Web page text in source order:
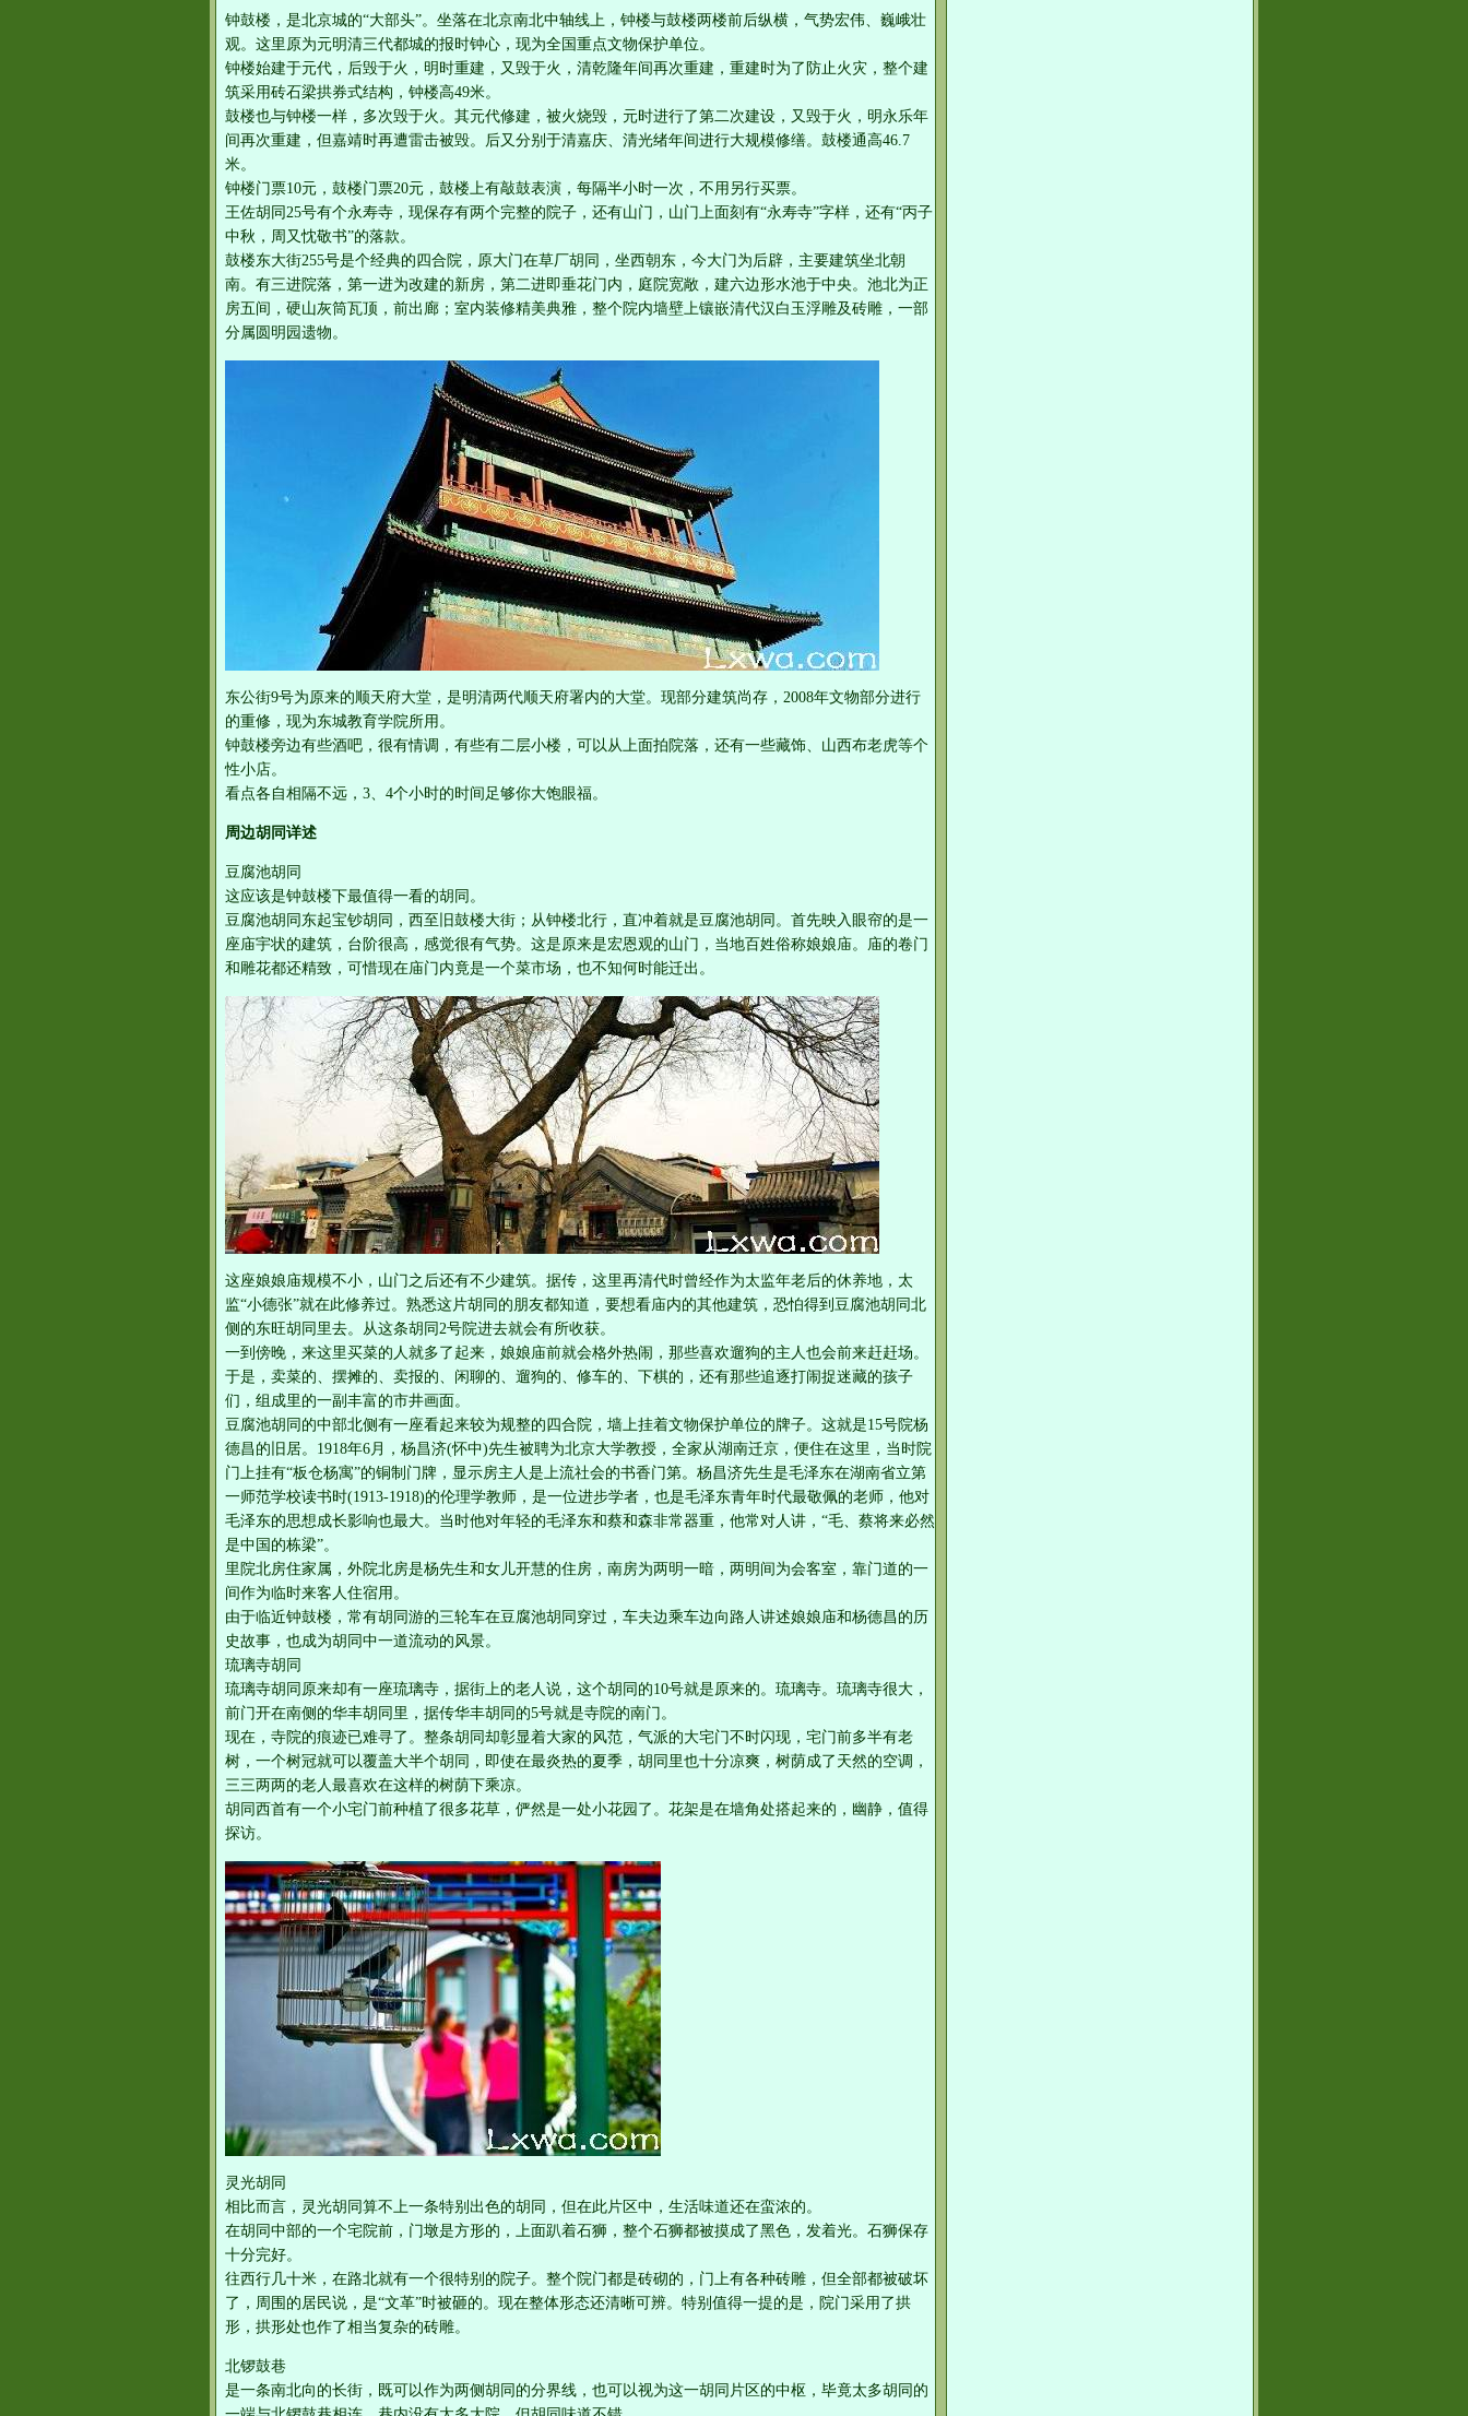
钟鼓楼，是北京城的“大部头”。坐落在北京南北中轴线上，钟楼与鼓楼两楼前后纵横，气势宏伟、巍峨壮
观。这里原为元明清三代都城的报时钟心，现为全国重点文物保护单位。
钟楼始建于元代，后毁于火，明时重建，又毁于火，清乾隆年间再次重建，重建时为了防止火灾，整个建
筑采用砖石梁拱券式结构，钟楼高49米。
鼓楼也与钟楼一样，多次毁于火。其元代修建，被火烧毁，元时进行了第二次建设，又毁于火，明永乐年
间再次重建，但嘉靖时再遭雷击被毁。后又分别于清嘉庆、清光绪年间进行大规模修缮。鼓楼通高46.7
米。
钟楼门票10元，鼓楼门票20元，鼓楼上有敲鼓表演，每隔半小时一次，不用另行买票。
王佐胡同25号有个永寿寺，现保存有两个完整的院子，还有山门，山门上面刻有“永寿寺”字样，还有“丙子
中秋，周又忱敬书”的落款。
鼓楼东大街255号是个经典的四合院，原大门在草厂胡同，坐西朝东，今大门为后辟，主要建筑坐北朝
南。有三进院落，第一进为改建的新房，第二进即垂花门内，庭院宽敞，建六边形水池于中央。池北为正
房五间，硬山灰筒瓦顶，前出廊；室内装修精美典雅，整个院内墙壁上镶嵌清代汉白玉浮雕及砖雕，一部
分属圆明园遗物。
东公街9号为原来的顺天府大堂，是明清两代顺天府署内的大堂。现部分建筑尚存，2008年文物部分进行
的重修，现为东城教育学院所用。
钟鼓楼旁边有些酒吧，很有情调，有些有二层小楼，可以从上面拍院落，还有一些藏饰、山西布老虎等个
性小店。
看点各自相隔不远，3、4个小时的时间足够你大饱眼福。
周边胡同详述
豆腐池胡同
这应该是钟鼓楼下最值得一看的胡同。
豆腐池胡同东起宝钞胡同，西至旧鼓楼大街；从钟楼北行，直冲着就是豆腐池胡同。首先映入眼帘的是一
座庙宇状的建筑，台阶很高，感觉很有气势。这是原来是宏恩观的山门，当地百姓俗称娘娘庙。庙的卷门
和雕花都还精致，可惜现在庙门内竟是一个菜市场，也不知何时能迁出。
这座娘娘庙规模不小，山门之后还有不少建筑。据传，这里再清代时曾经作为太监年老后的休养地，太
监“小德张”就在此修养过。熟悉这片胡同的朋友都知道，要想看庙内的其他建筑，恐怕得到豆腐池胡同北
侧的东旺胡同里去。从这条胡同2号院进去就会有所收获。
一到傍晚，来这里买菜的人就多了起来，娘娘庙前就会格外热闹，那些喜欢遛狗的主人也会前来赶赶场。
于是，卖菜的、摆摊的、卖报的、闲聊的、遛狗的、修车的、下棋的，还有那些追逐打闹捉迷藏的孩子
们，组成里的一副丰富的市井画面。
豆腐池胡同的中部北侧有一座看起来较为规整的四合院，墙上挂着文物保护单位的牌子。这就是15号院杨
德昌的旧居。1918年6月，杨昌济(怀中)先生被聘为北京大学教授，全家从湖南迁京，便住在这里，当时院
门上挂有“板仓杨寓”的铜制门牌，显示房主人是上流社会的书香门第。杨昌济先生是毛泽东在湖南省立第
一师范学校读书时(1913-1918)的伦理学教师，是一位进步学者，也是毛泽东青年时代最敬佩的老师，他对
毛泽东的思想成长影响也最大。当时他对年轻的毛泽东和蔡和森非常器重，他常对人讲，“毛、蔡将来必然
是中国的栋梁”。
里院北房住家属，外院北房是杨先生和女儿开慧的住房，南房为两明一暗，两明间为会客室，靠门道的一
间作为临时来客人住宿用。
由于临近钟鼓楼，常有胡同游的三轮车在豆腐池胡同穿过，车夫边乘车边向路人讲述娘娘庙和杨德昌的历
史故事，也成为胡同中一道流动的风景。
琉璃寺胡同
琉璃寺胡同原来却有一座琉璃寺，据街上的老人说，这个胡同的10号就是原来的。琉璃寺。琉璃寺很大，
前门开在南侧的华丰胡同里，据传华丰胡同的5号就是寺院的南门。
现在，寺院的痕迹已难寻了。整条胡同却彰显着大家的风范，气派的大宅门不时闪现，宅门前多半有老
树，一个树冠就可以覆盖大半个胡同，即使在最炎热的夏季，胡同里也十分凉爽，树荫成了天然的空调，
三三两两的老人最喜欢在这样的树荫下乘凉。
胡同西首有一个小宅门前种植了很多花草，俨然是一处小花园了。花架是在墙角处搭起来的，幽静，值得
探访。
灵光胡同
相比而言，灵光胡同算不上一条特别出色的胡同，但在此片区中，生活味道还在蛮浓的。
在胡同中部的一个宅院前，门墩是方形的，上面趴着石狮，整个石狮都被摸成了黑色，发着光。石狮保存
十分完好。
往西行几十米，在路北就有一个很特别的院子。整个院门都是砖砌的，门上有各种砖雕，但全部都被破坏
了，周围的居民说，是“文革”时被砸的。现在整体形态还清晰可辨。特别值得一提的是，院门采用了拱
形，拱形处也作了相当复杂的砖雕。
北锣鼓巷
是一条南北向的长街，既可以作为两侧胡同的分界线，也可以视为这一胡同片区的中枢，毕竟太多胡同的